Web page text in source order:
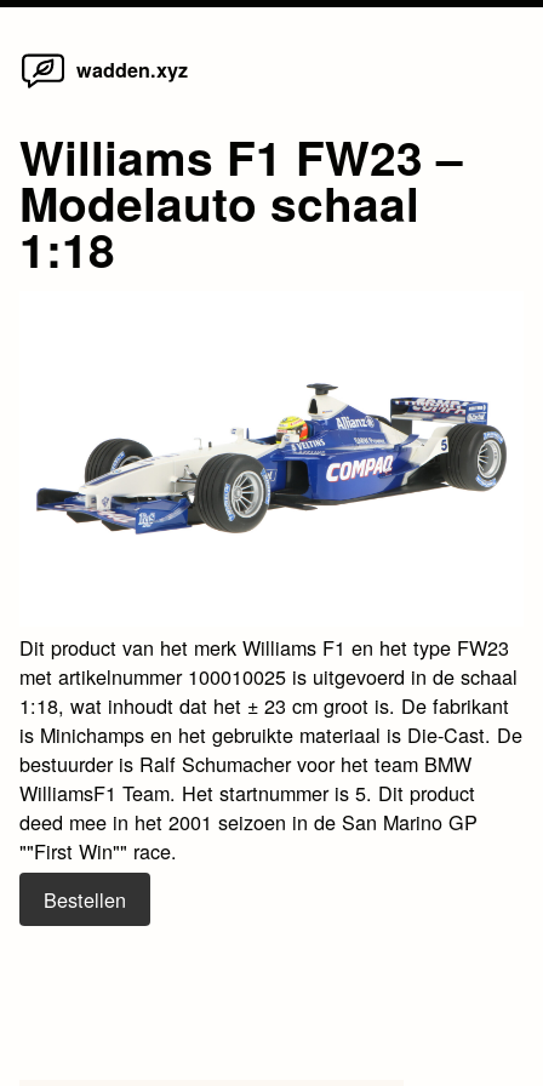
Skip
wadden.xyz
Williams F1 FW23 –
Modelauto schaal
1:18
Dit product van het merk Williams F1 en het type FW23
met artikelnummer 100010025 is uitgevoerd in de schaal
1:18, wat inhoudt dat het ± 23 cm groot is. De fabrikant
is Minichamps en het gebruikte materiaal is Die-Cast. De
bestuurder is Ralf Schumacher voor het team BMW
WilliamsF1 Team. Het startnummer is 5. Dit product
deed mee in het 2001 seizoen in de San Marino GP
""First Win"" race.
Bestellen